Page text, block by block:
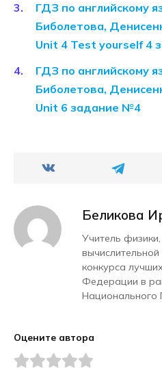
ГДЗ по английскому
Биболетова,
Unit 4 Test yourself 4
ГДЗ по английскому
Биболетова,
Unit 6 задание №4
Беликова
Учитель
конкурса
Федерации в
Национального
Оцените автора